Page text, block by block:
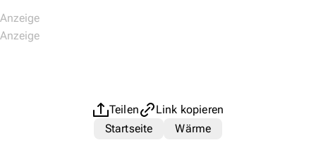
Teilen
Link kopieren
Startseite
Wärme